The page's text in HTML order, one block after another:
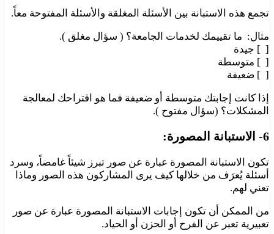
تجمع هذه الاستبانة بين الأسئلة المغلقة والأسئلة المفتوحة معاً.
مثال: ما تقييمك لخدمات الجامعة؟ ( سؤال مغلق ).
[ ] جيدة
[ ] متوسطة
[ ] ضعيفة
إذا كانت إجابتك متوسطة أو ضعيفة فما هو اقتراحك لمعالجة
المشكلات؟ (سؤال مفتوح ).
6- الاستبانة المصورة:
تكون الاستبانة المصورة عبارة عن صور تبرز شيئاً غامضاً، وسرد
أسئلة يُعرَف من خلالها كيف يرى المشاركون هذه الصور وماذا
تعني لهم.
من الممكن أن تكون إجابات الاستبانة المصورة عبارة عن صور
تعبيرية تعبر عن الفرح أو الحزن أو الحياد.